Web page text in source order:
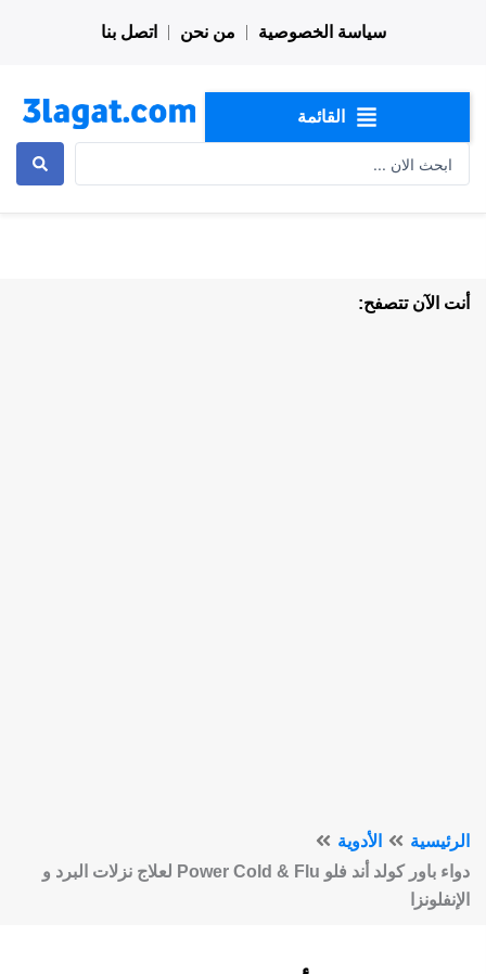
سياسة الخصوصية من نحن اتصل بنا
القائمة
أنت الآن تتصفح:
الرئيسية
الأدوية
دواء باور كولد أند فلو Power Cold & Flu لعلاج نزلات البرد و
الإنفلونزا